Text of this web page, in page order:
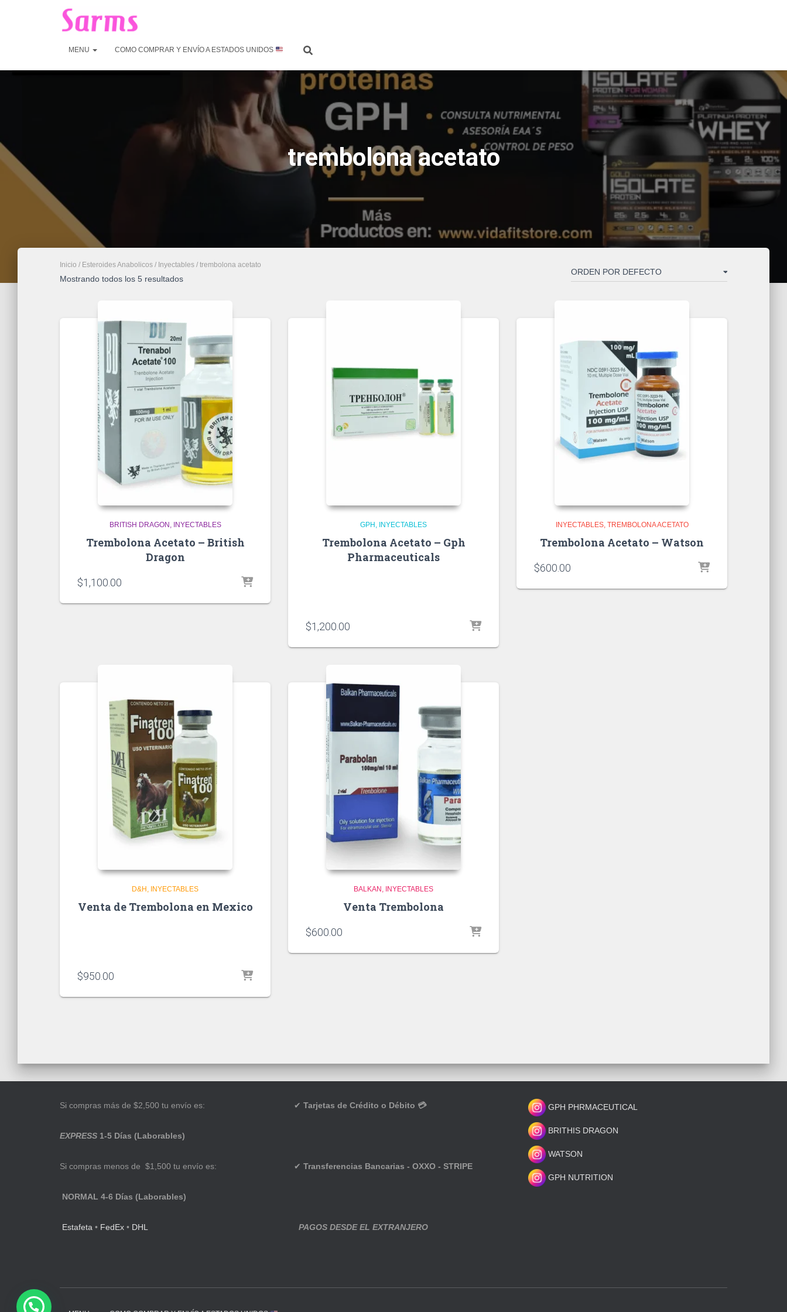
MENU COMO COMPRAR Y ENVÍO A ESTADOS UNIDOS
trembolona acetato
Inicio / Esteroides Anabolicos / Inyectables / trembolona acetato
Mostrando todos los 5 resultados
BRITISH DRAGON INYECTABLES
Trembolona Acetato – British
Dragon
$1,100.00
GPH INYECTABLES
Trembolona Acetato – Gph
Pharmaceuticals
$1,200.00
INYECTABLES TREMBOLONA ACETATO
Trembolona Acetato – Watson
$600.00
D&H INYECTABLES
Venta de Trembolona en Mexico
$950.00
BALKAN INYECTABLES
Venta Trembolona
$600.00
Si compras más de $2,500 tu envío es:
EXPRESS 1-5 Días (Laborables)
Si compras menos de $1,500 tu envío es:
NORMAL 4-6 Días (Laborables)
Estafeta • FedEx • DHL
✔ Tarjetas de Crédito o Débito 💳
✔ Transferencias Bancarias - OXXO - STRIPE
PAGOS DESDE EL EXTRANJERO
GPH PHRMACEUTICAL
BRITHIS DRAGON
WATSON
GPH NUTRITION